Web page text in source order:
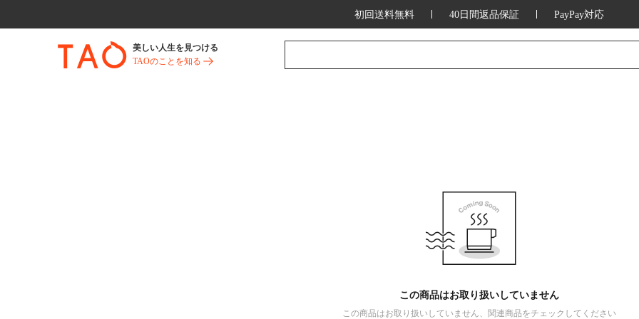
初回送料無料 40日間返品保証 PayPay対応
美しい人生を見つける
TAOのことを知る
この商品はお取り扱いしていません
この商品はお取り扱いしていません、関連商品をチェックしてください